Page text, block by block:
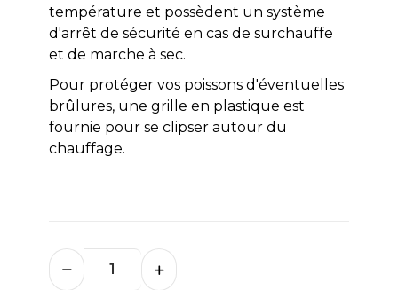
température et possèdent un système
d'arrêt de sécurité en cas de surchauffe
et de marche à sec.
Pour protéger vos poissons d'éventuelles
brûlures, une grille en plastique est
fournie pour se clipser autour du
chauffage.